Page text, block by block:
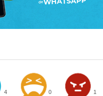
4 0 1